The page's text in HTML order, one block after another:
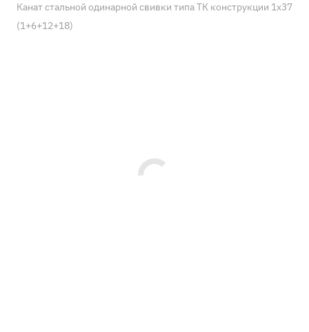
Канат стальной одинарной свивки типа ТК конструкции 1х37
(1+6+12+18)